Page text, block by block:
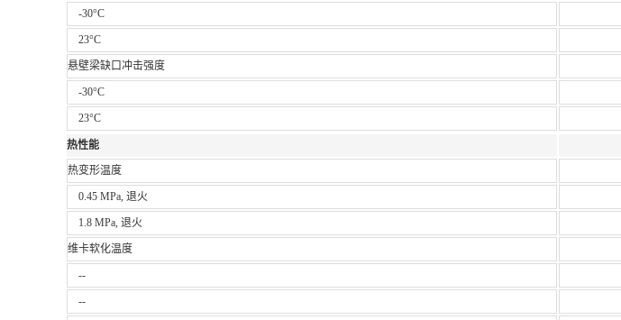
-30°C
23°C
悬壁梁缺口冲击强度
-30°C
23°C
热性能
热变形温度
0.45 MPa, 退火
1.8 MPa, 退火
维卡软化温度
--
--